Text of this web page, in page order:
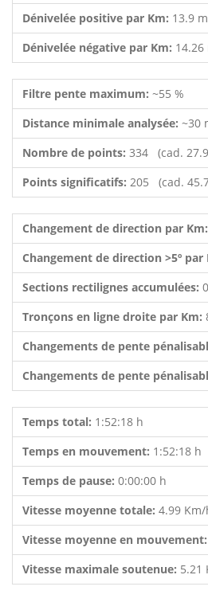
Dénivelée positive par Km: 13.9 m
Dénivelée négative par Km: 14.26
Filtre pente maximum: ~55 %
Distance minimale analysée: ~30
Nombre de points: 334 (cad.
Points significatifs: 205 (cad.
Changement de direction par Km:
Changement de direction >5º par
Sections rectilignes accumulées:
Tronçons en ligne droite par Km:
Changements de pente
Changements de pente
Temps total: 1:52:18 h
Temps en mouvement: 1:52:18 h
Temps de pause: 0:00:00 h
Vitesse moyenne totale: 4.99 Km/
Vitesse moyenne en mouvement:
Vitesse maximale soutenue: 5.21